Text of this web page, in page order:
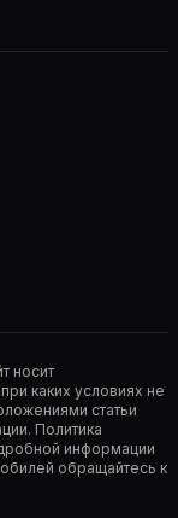
носит
каких условиях не
статьи
Политика
информации
обращайтесь к